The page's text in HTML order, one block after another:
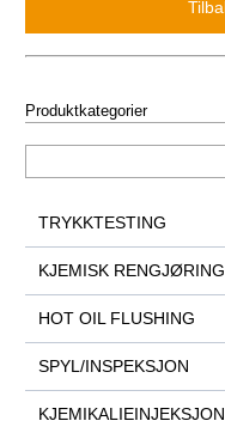
Produktkategorier
TRYKKTESTING
KJEMISK RENGJØRING
HOT OIL FLUSHING
SPYL/INSPEKSJON
KJEMIKALIEINJEKSJON